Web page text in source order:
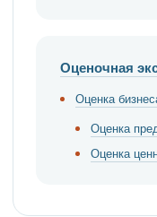
Оценочная
Оценка
Оценка
Оценка